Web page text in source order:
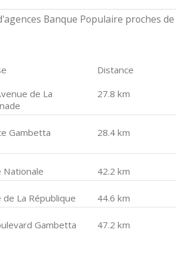
Banque Populaire proches de
Distance
de La
27.8 km
Gambetta 28.4 km
Nationale 42.2 km
de La République 44.6 km
Gambetta 47.2 km